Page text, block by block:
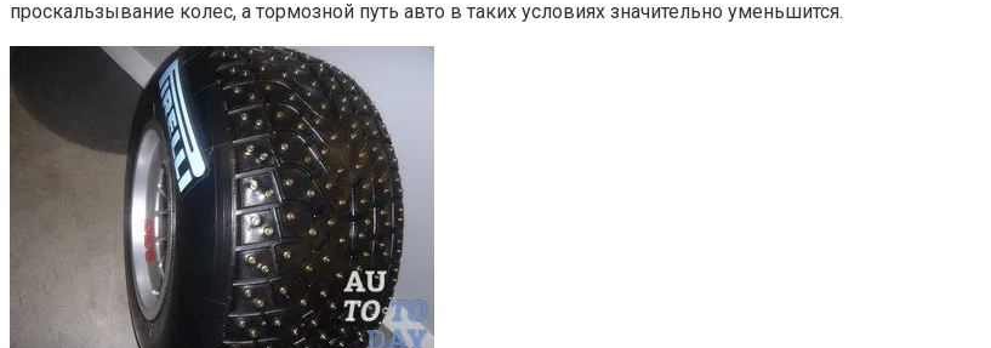
проскальзывание колес, а тормозной путь авто в таких условиях значительно уменьшится.